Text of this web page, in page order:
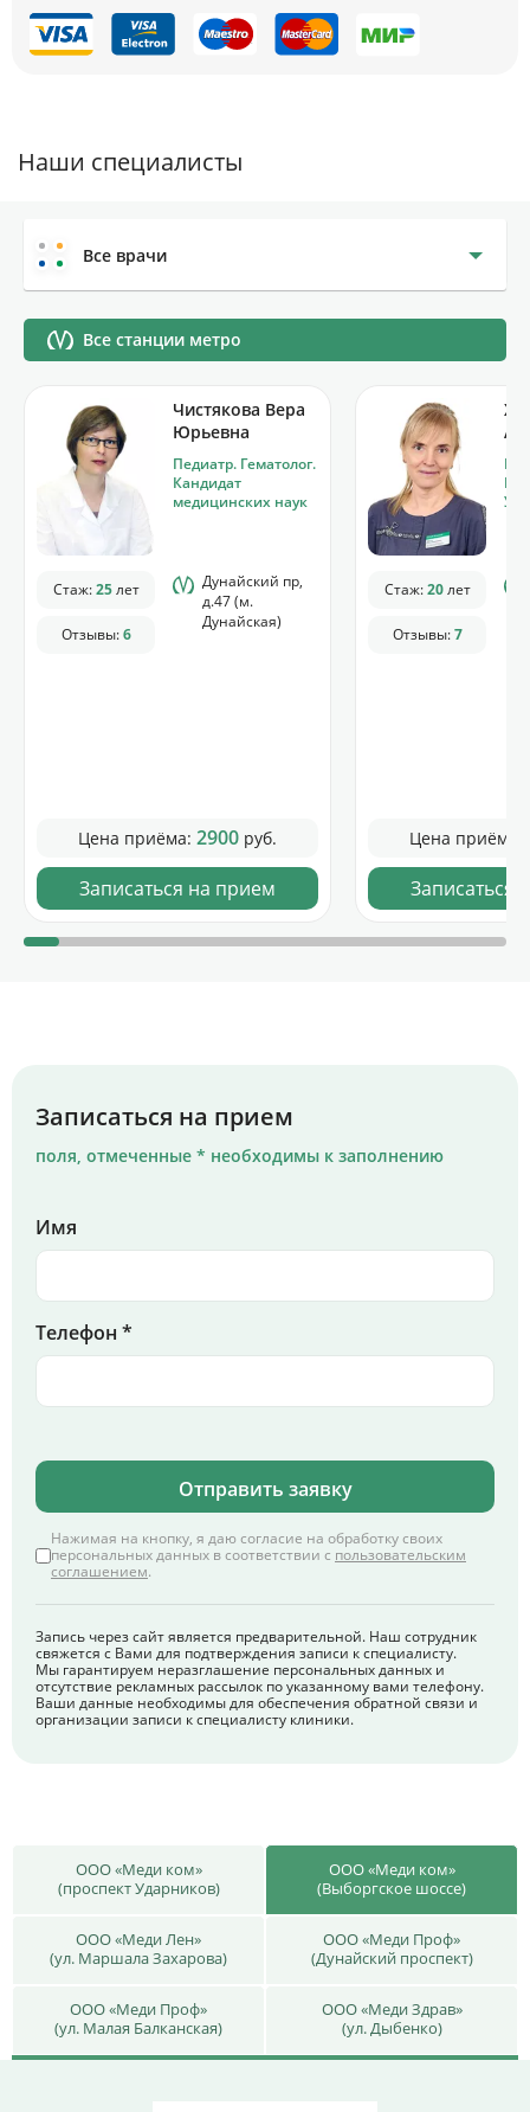
Наши специалисты
Все врачи
Все станции метро
Чистякова Вера
Юрьевна
Педиатр. Гематолог.
Кандидат
медицинских наук
Стаж:25лет
Отзывы:6
Дунайский пр,
д.47 (м.
Дунайская)
Цена приёма: 2900 руб.
Записаться на прием
Стаж:20лет
Отзывы:7
Цена приёма:
Записаться
Записаться на прием
поля, отмеченные * необходимы к заполнению
Имя
Телефон *
Отправить заявку
Нажимая на кнопку, я даю согласие на обработку своих
персональных данных в соответствии с пользовательским
соглашением.
Запись через сайт является предварительной. Наш сотрудник
свяжется с Вами для подтверждения записи к специалисту.
Мы гарантируем неразглашение персональных данных и
отсутствие рекламных рассылок по указанному вами телефону.
Ваши данные необходимы для обеспечения обратной связи и
организации записи к специалисту клиники.
ООО «Меди ком»
(проспект Ударников)
ООО «Меди ком»
(Выборгское шоссе)
ООО «Меди Лен»
(ул. Маршала Захарова)
ООО «Меди Проф»
(Дунайский проспект)
ООО «Меди Проф»
(ул. Малая Балканская)
ООО «Меди Здрав»
(ул. Дыбенко)